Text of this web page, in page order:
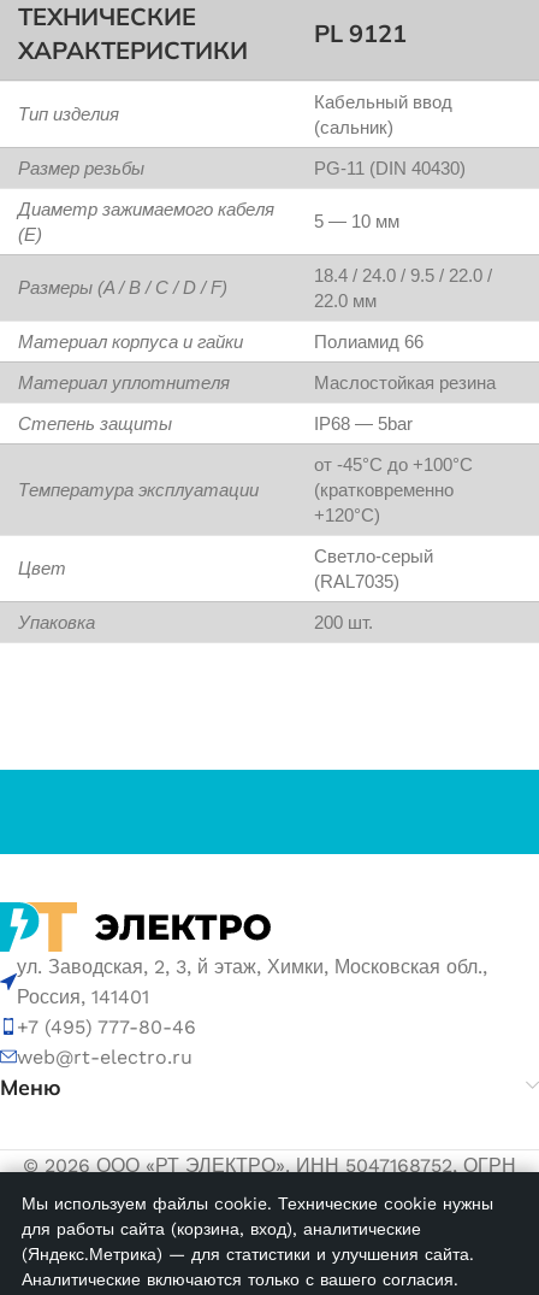
ТЕХНИЧЕСКИЕ
ХАРАКТЕРИСТИКИ
PL 9121
Тип изделия
Кабельный ввод
(сальник)
Размер резьбы
PG-11 (DIN 40430)
Диаметр зажимаемого кабеля
(E)
5 — 10 мм
Размеры (A / B / C / D / F)
18.4 / 24.0 / 9.5 / 22.0 /
22.0 мм
Материал корпуса и гайки
Полиамид 66
Материал уплотнителя
Маслостойкая резина
Степень защиты
IP68 — 5bar
Температура эксплуатации
от -45°C до +100°C
(кратковременно
+120°C)
Цвет
Светло-серый
(RAL7035)
Упаковка
200 шт.
ул. Заводская, 2, 3, й этаж, Химки, Московская обл.,
Россия, 141401
+7 (495) 777-80-46
web@rt-electro.ru
Меню
© 2026 ООО «РТ ЭЛЕКТРО». ИНН 5047168752, ОГРН
1155047005145.
Политика обработки персональных данных
Согласие на обработку персональных данных
Мы используем файлы cookie. Технические cookie нужны
для работы сайта (корзина, вход), аналитические
(Яндекс.Метрика) — для статистики и улучшения сайта.
Аналитические включаются только с вашего согласия.